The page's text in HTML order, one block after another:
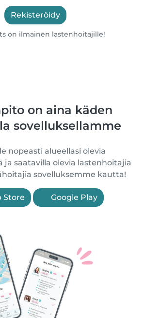
Rekisteröidy
on ilmainen lastenhoitajille!
on aina käden
sovelluksellamme
nopeasti alueellasi olevia
ja saatavilla olevia lastenhoitajia
sovelluksemme kautta!
Store Google Play